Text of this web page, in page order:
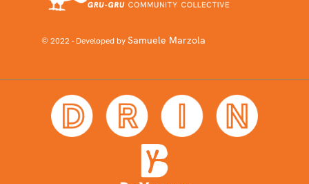
© 2022 - Developed bySamuele Marzola